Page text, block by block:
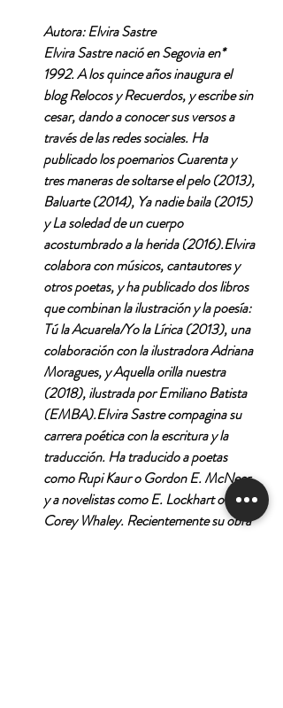
Autora: Elvira Sastre
*Elvira Sastre nació en Segovia en
1992. A los quince años inaugura el
blog Relocos y Recuerdos, y escribe sin
cesar, dando a conocer sus versos a
través de las redes sociales. Ha
publicado los poemarios Cuarenta y
tres maneras de soltarse el pelo (2013),
Baluarte (2014), Ya nadie baila (2015)
y La soledad de un cuerpo
acostumbrado a la herida (2016).Elvira
colabora con músicos, cantautores y
otros poetas, y ha publicado dos libros
que combinan la ilustración y la poesía:
Tú la Acuarela/Yo la Lírica (2013), una
colaboración con la ilustradora Adriana
Moragues, y Aquella orilla nuestra
(2018), ilustrada por Emiliano Batista
(EMBA).Elvira Sastre compagina su
carrera poética con la escritura y la
traducción. Ha traducido a poetas
como Rupi Kaur o Gordon E. McNeer
y a novelistas como E. Lockhart o John
Corey Whaley. Recientemente su obra